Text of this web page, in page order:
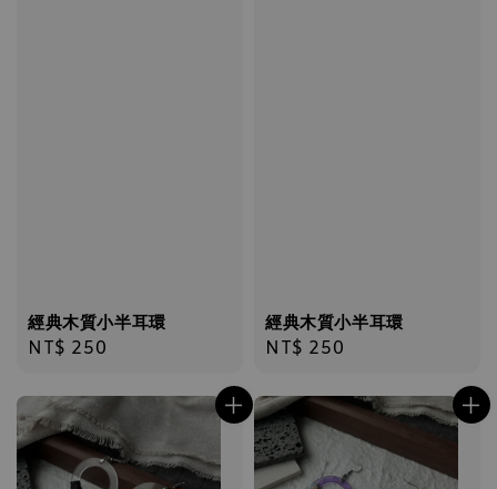
經典木質小半耳環
Regular
NT$ 250
經典木質小半耳環
Regular
NT$ 250